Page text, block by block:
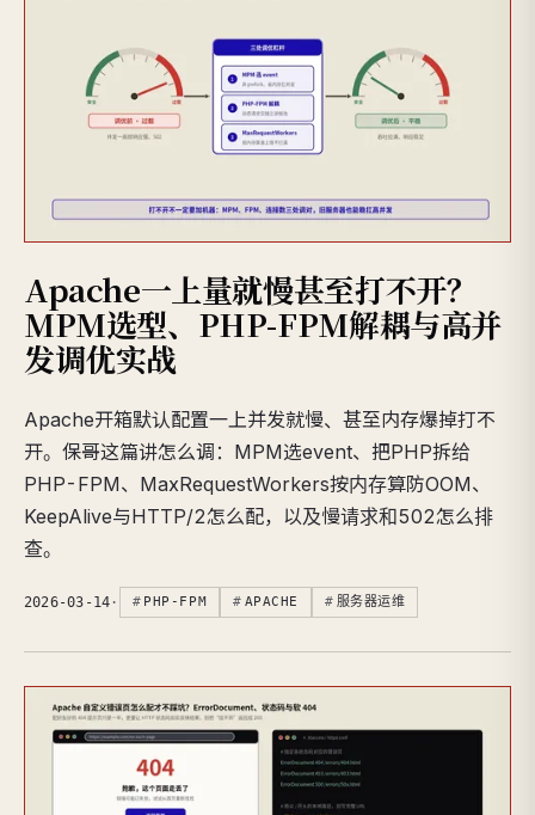
Apache一上量就慢甚至打不开？
MPM选型、PHP-FPM解耦与高并
发调优实战
Apache开箱默认配置一上并发就慢、甚至内存爆掉打不
开。保哥这篇讲怎么调：MPM选event、把PHP拆给
PHP-FPM、MaxRequestWorkers按内存算防OOM、
KeepAlive与HTTP/2怎么配，以及慢请求和502怎么排
查。
2026-03-14 · PHP-FPM APACHE 服务器运维